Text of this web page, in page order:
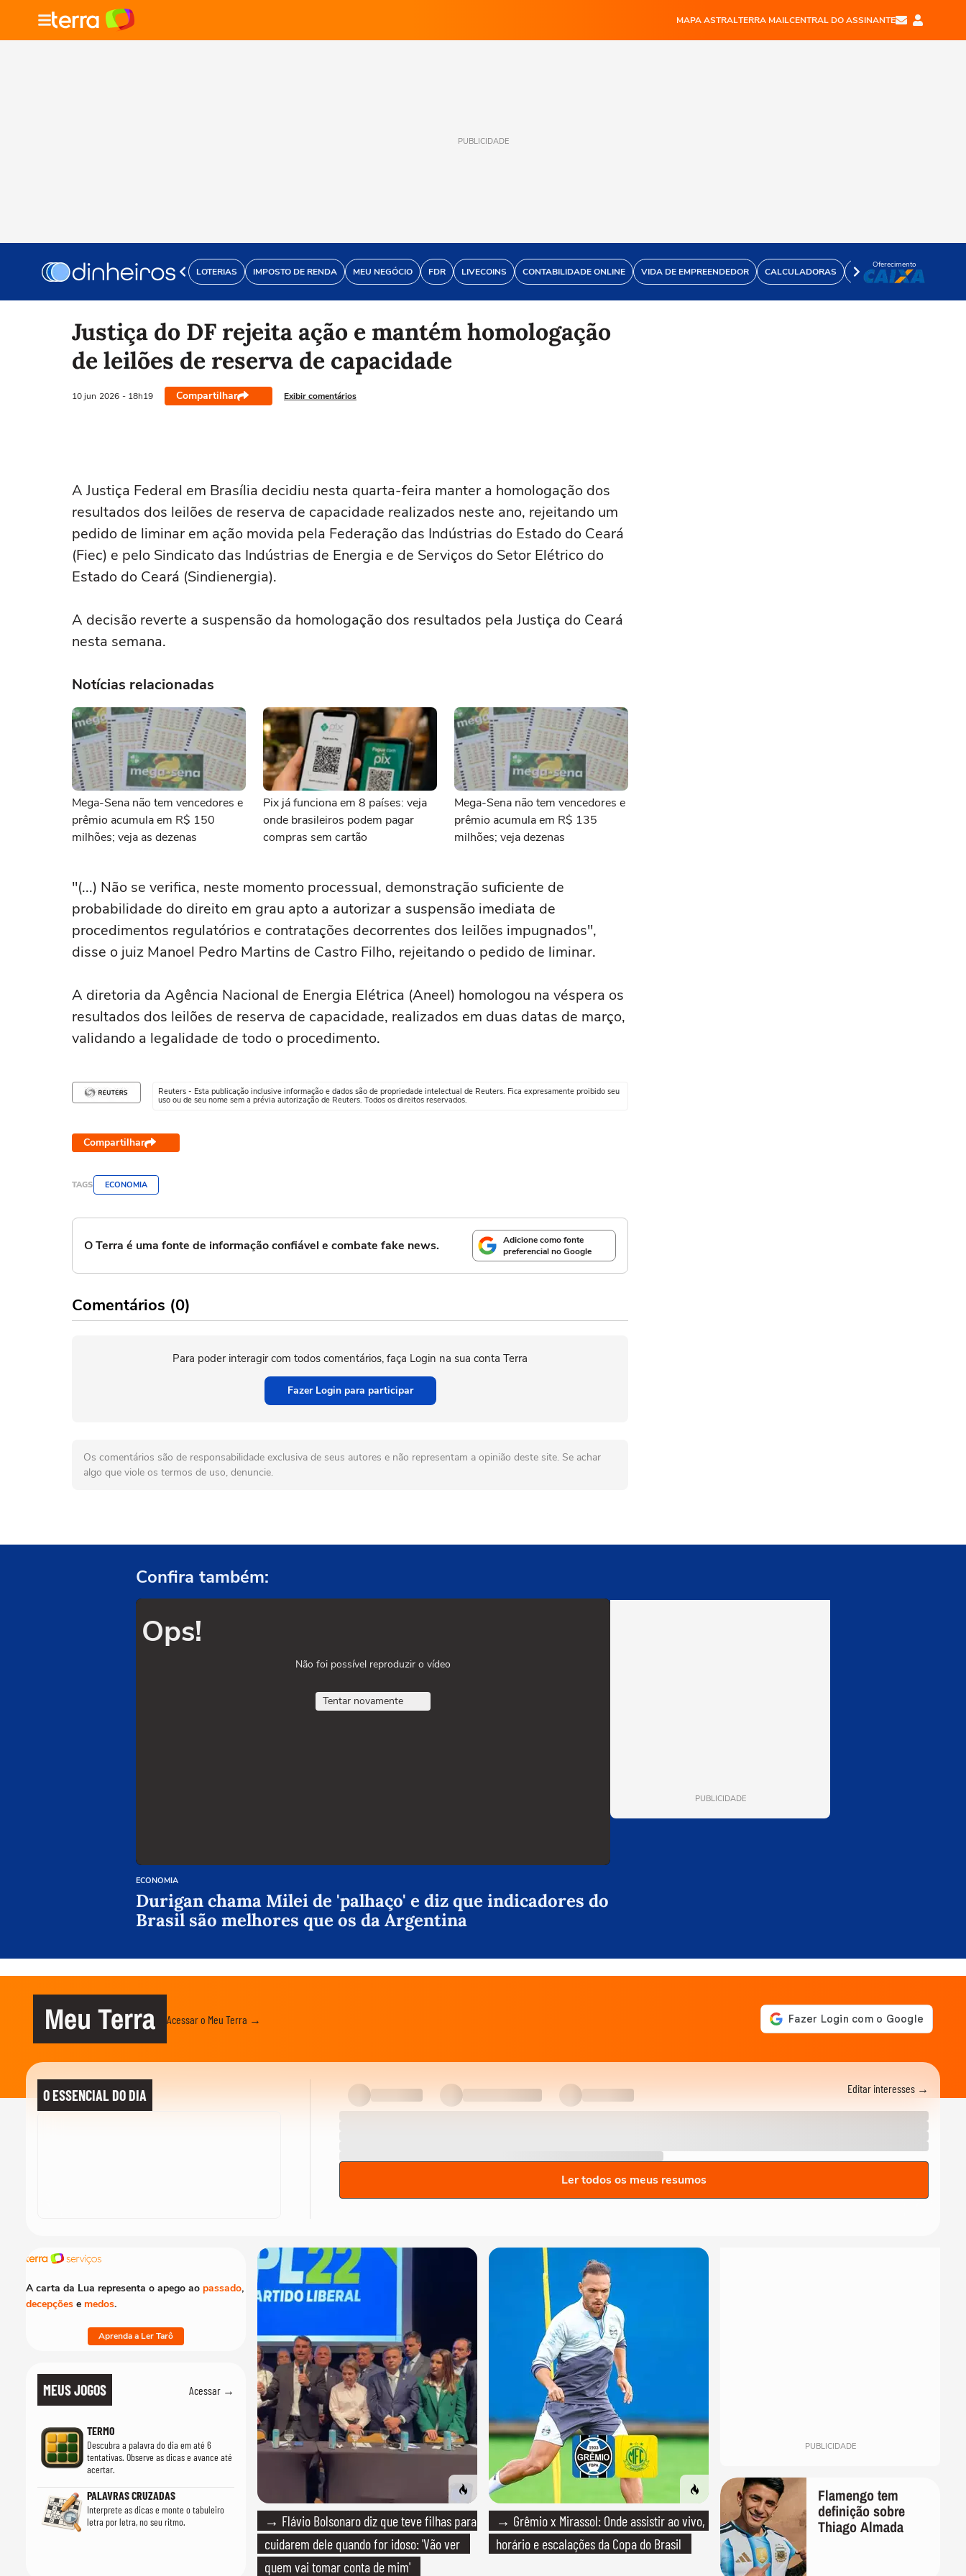
MAPA ASTRALTERRA MAILCENTRAL DO ASSINANTE
PUBLICIDADE
LOTERIAS IMPOSTO DE RENDA MEU NEGÓCIO FDR LIVECOINS CONTABILIDADE ONLINE VIDA DE EMPREENDEDOR CALCULADORAS VÍDEOS
Oferecimento
Justiça do DF rejeita ação e mantém homologação
de leilões de reserva de capacidade
10 jun 2026 - 18h19 Compartilhar Exibir comentários
A ‌Justiça Federal em Brasília decidiu nesta quarta-feira manter a homologação dos
resultados dos leilões de reserva de capacidade ⁠realizados neste ano, rejeitando ‌um
pedido de liminar em ação movida pela ‌Federação das Indústrias ‌do Estado do Ceará
(Fiec) ⁠e pelo Sindicato das Indústrias de Energia e de Serviços do Setor Elétrico do
Estado do Ceará (Sindienergia).
A decisão ‌reverte a suspensão da ‌homologação dos ⁠resultados ⁠pela Justiça do Ceará
nesta semana.
Notícias relacionadas
Mega-Sena não tem vencedores e
prêmio acumula em R$ 150
milhões; veja as dezenas
Pix já funciona em 8 países: veja
onde brasileiros podem pagar
compras sem cartão
Mega-Sena não tem vencedores e
prêmio acumula em R$ 135
milhões; veja dezenas
"(...) ⁠Não ‌se verifica, ‌neste momento processual, demonstração suficiente de
probabilidade do direito em grau apto a ⁠autorizar a suspensão imediata de
procedimentos regulatórios e contratações decorrentes dos leilões impugnados",
disse ‌o juiz Manoel Pedro Martins de Castro Filho, rejeitando o ⁠pedido de liminar.
A diretoria da Agência Nacional de Energia Elétrica (Aneel) homologou na véspera os
resultados dos leilões de reserva de capacidade, realizados em duas datas de março,
validando a legalidade de todo o procedimento.
Reuters - Esta publicação inclusive informação e dados são de propriedade intelectual de Reuters. Fica expresamente proibido seu
uso ou de seu nome sem a prévia autorização de Reuters. Todos os direitos reservados.
Compartilhar
TAGS ECONOMIA
O Terra é uma fonte de informação confiável e combate fake news.
Adicione como fonte
preferencial no Google
Comentários (0)
Para poder interagir com todos comentários, faça Login na sua conta Terra
Fazer Login para participar
Os comentários são de responsabilidade exclusiva de seus autores e não representam a opinião deste site. Se achar
algo que viole os termos de uso, denuncie.
Confira também:
Ops!
Não foi possível reproduzir o vídeo
Tentar novamente
ECONOMIA
Durigan chama Milei de 'palhaço' e diz que indicadores do
Brasil são melhores que os da Argentina
PUBLICIDADE
Meu Terra Acessar o Meu Terra →
O ESSENCIAL DO DIA Editar interesses →
Ler todos os meus resumos
MEUS JOGOS Acessar →
TERMO
Descubra a palavra do dia em até 6
tentativas. Observe as dicas e avance até
acertar.
PALAVRAS CRUZADAS
Interprete as dicas e monte o tabuleiro
letra por letra, no seu ritmo.
→ Flávio Bolsonaro diz que teve filhas para
cuidarem dele quando for idoso: 'Vão ver
quem vai tomar conta de mim'
→ Grêmio x Mirassol: Onde assistir ao vivo,
horário e escalações da Copa do Brasil
PUBLICIDADE
Flamengo tem
definição sobre
Thiago Almada
A carta da Lua representa o apego ao passado,
decepções e medos.
Aprenda a Ler Tarô